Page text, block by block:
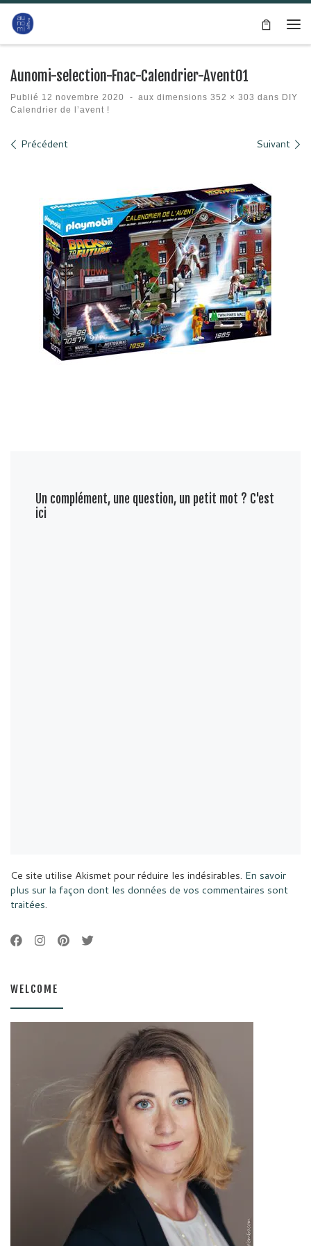
Passer au contenu
Aunomi-selection-Fnac-Calendrier-Avent01
Publié 12 novembre 2020 - aux dimensions 352 × 303 dans DIY
Calendrier de l’avent !
Navigation des images
Précédent Suivant
Un complément, une question, un petit mot ? C'est
ici
Ce site utilise Akismet pour réduire les indésirables. En savoir
plus sur la façon dont les données de vos commentaires sont
traitées.
WELCOME